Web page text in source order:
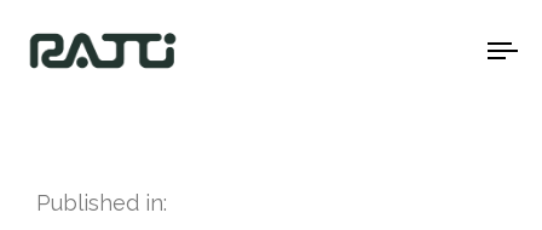
Published in: